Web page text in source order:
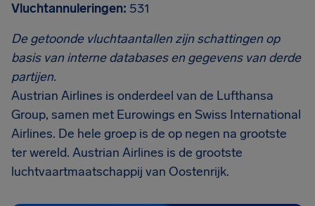
Vluchtannuleringen: 531
De getoonde vluchtaantallen zijn schattingen op
basis van interne databases en gegevens van derde
partijen.
Austrian Airlines is onderdeel van de Lufthansa
Group, samen met Eurowings en Swiss International
Airlines. De hele groep is de op negen na grootste
ter wereld. Austrian Airlines is de grootste
luchtvaartmaatschappij van Oostenrijk.